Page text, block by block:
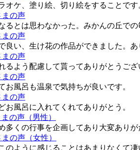
オケ、塗り絵、切り絵をすることで
の声
るとは思わなかった。みかんの丘で
の声
良い、生け花の作品ができました。あ
の声
るよう配慮して貰ってありがとうござ
の声
お風呂も温泉で気持ちが良いです。
の声
お風呂に入れてくれてありがとう。
の声（男性）
多くの行事を企画してあり大変ありが
の声（女性）
のように感じることはあまりなくて凄